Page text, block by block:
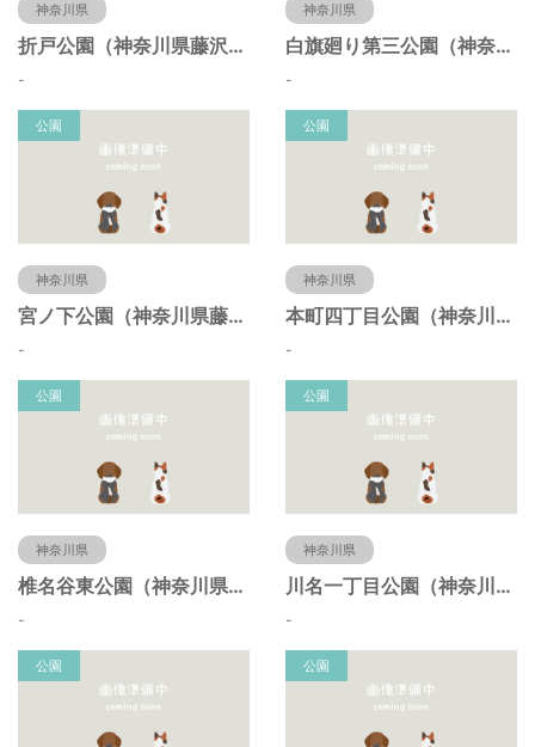
神奈川県
折戸公園（神奈川県藤沢市）
-
神奈川県
白旗廻り第三公園（神奈川県藤沢市）
-
公園
神奈川県
宮ノ下公園（神奈川県藤沢市）
-
公園
神奈川県
本町四丁目公園（神奈川県藤沢市）
-
公園
神奈川県
椎名谷東公園（神奈川県藤沢市）
-
公園
神奈川県
川名一丁目公園（神奈川県藤沢市）
-
公園 公園